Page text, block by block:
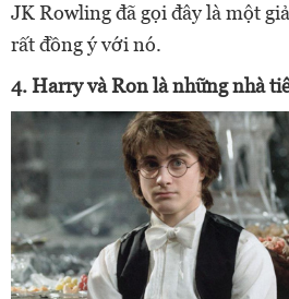
JK Rowling đã gọi đây là một
rất đồng ý với nó.
4. Harry và Ron là những nhà